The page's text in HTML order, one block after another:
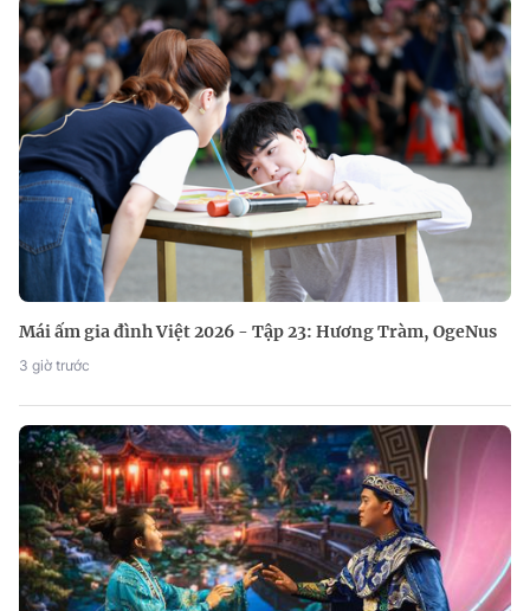
Mái ấm gia đình Việt 2026 - Tập 23: Hương Tràm, OgeNus
3 giờ trước